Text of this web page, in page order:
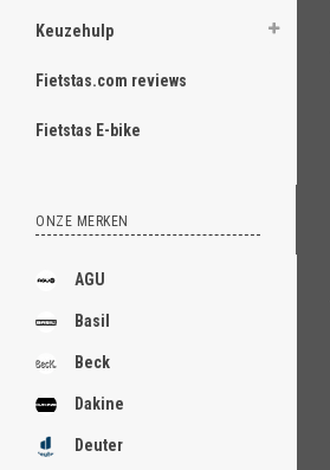
Keuzehulp
Fietstas.com reviews
Fietstas E-bike
ONZE MERKEN
AGU
Basil
Beck
Dakine
Deuter
.
.
.
.
.